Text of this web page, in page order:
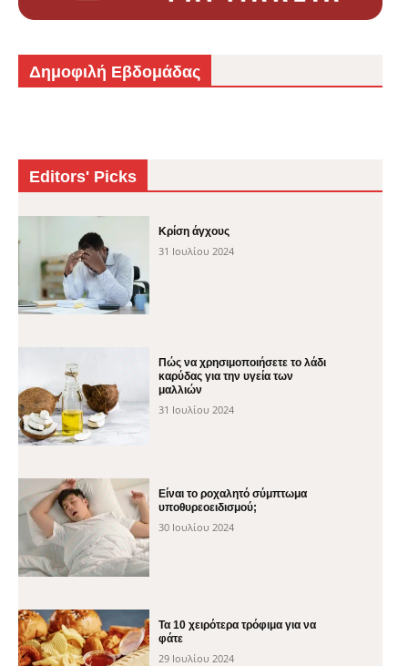
Δημοφιλή Εβδομάδας
Editors' Picks
Κρίση άγχους
31 Ιουλίου 2024
Πώς να χρησιμοποιήσετε το λάδι
καρύδας για την υγεία των
μαλλιών
31 Ιουλίου 2024
Είναι το ροχαλητό σύμπτωμα
υποθυρεοειδισμού;
30 Ιουλίου 2024
Τα 10 χειρότερα τρόφιμα για να
φάτε
29 Ιουλίου 2024